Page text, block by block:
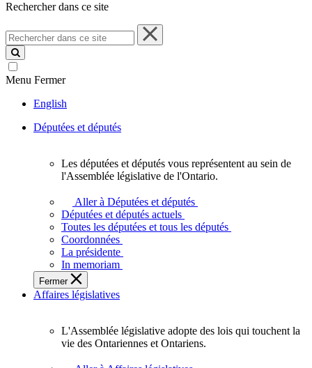
Rechercher dans ce site
Rechercher
dans
ce
site
Menu Fermer
English
Députées et députés
députés
vous
représentent
sein
de
l'Assemblée
législative
l'Ontario.
Les députées et députés vous représentent au sein de
l'Assemblée législative de l'Ontario.
Aller à Députées et députés
Députées et députés actuels
Toutes les députées et tous les députés
Coordonnées
La présidente
In memoriam
Fermer
Affaires législatives
L'Assemblée
L'Assemblée législative adopte des lois qui touchent la
vie des Ontariennes et Ontariens.